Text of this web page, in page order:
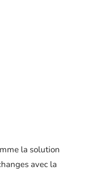
la solution
avec la